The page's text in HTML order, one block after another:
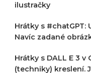
ilustračky
Hrátky s #chatGPT:
Navíc zadané
Hrátky s DALL E 3 v
(techniky) kreslení.